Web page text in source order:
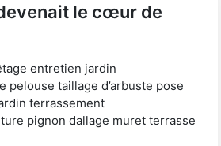
le cœur de
entretien jardin
pelouse taillage d’arbuste pose
terrassement
pignon dallage muret terrasse